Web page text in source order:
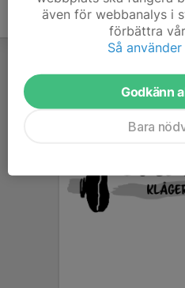
även för webbanalys i
förbättra
Så
Godkänn
Bara